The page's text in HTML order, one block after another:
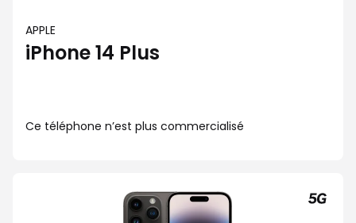
APPLE
iPhone 14 Plus
Ce téléphone n’est plus commercialisé